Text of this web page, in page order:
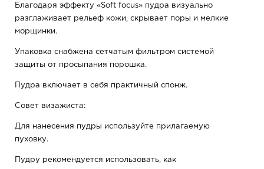
Благодаря эффекту «Soft focus» пудра визуально
разглаживает рельеф кожи, скрывает поры и мелкие
морщинки.
Упаковка снабжена сетчатым фильтром системой
защиты от просыпания порошка.
Пудра включает в себя практичный спонж.
Совет визажиста:
Для нанесения пудры используйте прилагаемую
пуховку.
Пудру рекомендуется использовать, как